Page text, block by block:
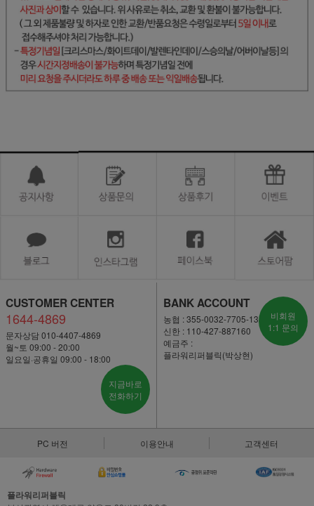
CUSTOMER CENTER
1644-4869
문자상담 010-4407-4869
월~토 09:00 - 20:00
일요일·공휴일 09:00 - 18:00
지금바로
전화하기
BANK ACCOUNT
농협 : 355-0032-7705-13
신한 : 110-427-887160
예금주 :
플라워리퍼블릭(박상현)
비회원
1:1 문의
PC 버전 이용안내 고객센터
플라워리퍼블릭